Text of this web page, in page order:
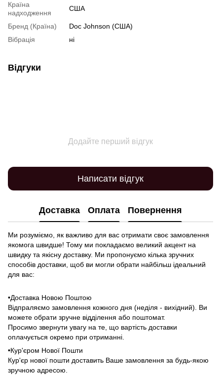
Країна
надходження
США
Бренд (Країна)
Doc Johnson (США)
Вібрація
ні
Відгуки
Додайте перший відгук
Написати відгук
Доставка Оплата Повернення
Ми розуміємо, як важливо для вас отримати своє замовлення
якомога швидше! Тому ми покладаємо великий акцент на
швидку та якісну доставку. Ми пропонуємо кілька зручних
способів доставки, щоб ви могли обрати найбільш ідеальний
для вас:
•Доставка Новою Поштою
Відпраляємо замовлення кожного дня (неділя - вихідний). Ви
можете обрати зручне відділення або поштомат.
Просимо звернути увагу на те, що вартість доставки
оплачується окремо при отриманні.
•Кур'єром Нової Пошти
Кур'єр нової пошти доставить Ваше замовлення за будь-якою
зручною адресою.